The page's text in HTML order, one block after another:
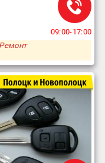
09:00-17:00